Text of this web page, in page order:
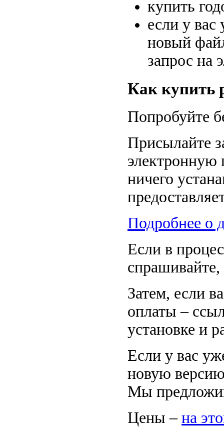
купить
если у вас
новый
запрос на
Как
Попробуйте
Присылайте
электронную
ничего
Подробнее о
Если в
Затем, если
оплаты –
установке и
Если у вас
новую
Мы
Цены – на